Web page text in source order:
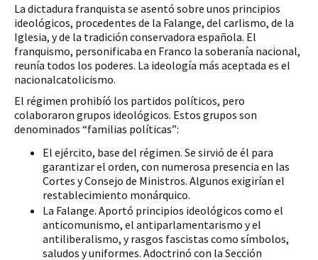
La dictadura franquista se asentó sobre unos principios
ideológicos, procedentes de la Falange, del carlismo, de la
Iglesia, y de la tradición conservadora española. El
franquismo, personificaba en Franco la soberanía nacional,
reunía todos los poderes. La ideología más aceptada es el
nacionalcatolicismo.
El régimen prohibíó los partidos políticos, pero
colaboraron grupos ideológicos. Estos grupos son
denominados “familias políticas”:
El ejército, base del régimen. Se sirvió de él para
garantizar el orden, con numerosa presencia en las
Cortes y Consejo de Ministros. Algunos exigirían el
restablecimiento monárquico.
La Falange. Aportó principios ideológicos como el
anticomunismo, el antiparlamentarismo y el
antiliberalismo, y rasgos fascistas como símbolos,
saludos y uniformes. Adoctrinó con la Sección